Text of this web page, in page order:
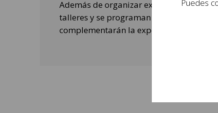
Además de organizar exposiciones, se
talleres y se programan actividades de
complementarán la experiencia de las
Puedes